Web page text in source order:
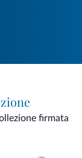
firmata